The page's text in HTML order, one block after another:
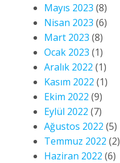
Mayıs 2023 (8)
Nisan 2023 (6)
Mart 2023 (8)
Ocak 2023 (1)
Aralık 2022 (1)
Kasım 2022 (1)
Ekim 2022 (9)
Eylül 2022 (7)
Ağustos 2022 (5)
Temmuz 2022 (2)
Haziran 2022 (6)